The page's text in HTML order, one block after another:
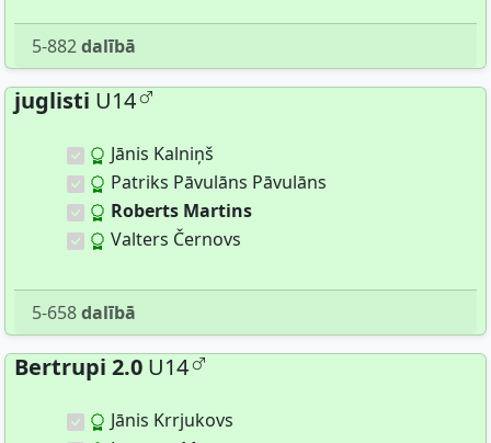
5-882dalībā
juglisti U14
Jānis Kalniņš
Patriks Pāvulāns Pāvulāns
Roberts Martins
Valters Černovs
5-658dalībā
Bertrupi 2.0 U14
Jānis Krrjukovs